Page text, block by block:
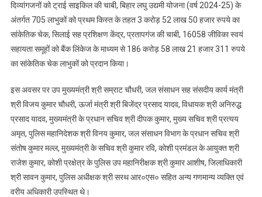
दिव्यांगजनों को ट्राई साइकिल की चाबी, बिहार लघु उद्यमी योजना (वर्ष 2024-25) के
अंतर्गत 705 लाभुकों को प्रथम किस्त के तहत 3 करोड़ 52 लाख 50 हजार रुपये का
सांकेतिक चेक, सिलाई सह प्रशिक्षण केंद्र, प्रतापगंज की चाबी, 16058 जीविका स्वयं
सहायता समूहों को बैंक लिंकेज के माध्यम से 186 करोड़ 58 लाख 21 हजार 311 रुपये
का सांकेतिक चेक लाभुकों को प्रदान किया।
इस अवसर पर उप मुख्यमंत्री श्री सम्राट चौधरी, जल संसाधन सह संसदीय कार्य मंत्री
श्री विजय कुमार चौधरी, ऊर्जा मंत्री श्री बिजेंद्र प्रसाद यादव, विधायक श्री अनिरुद्ध
प्रसाद यादव, मुख्यमंत्री के प्रधान सचिव श्री दीपक कुमार, मुख्य सचिव श्री प्रत्यय
अमृत, पुलिस महानिदेशक श्री विनय कुमार, जल संसाधन विभाग के प्रधान सचिव श्री
संतोष कुमार मल्ल, मुख्यमंत्री के सचिव श्री कुमार रवि, कोशी प्रमंडल के आयुक्त श्री
राजेश कुमार, कोशी प्रक्षेत्र के पुलिस उप महानिरीक्षक श्री कुमार आशीष, जिलाधिकारी
श्री सावन कुमार, पुलिस अधीक्षक श्री सरथ आर०एस० सहित अन्य गणमान्य व्यक्ति एवं
वरीय अधिकारी उपस्थित थे।